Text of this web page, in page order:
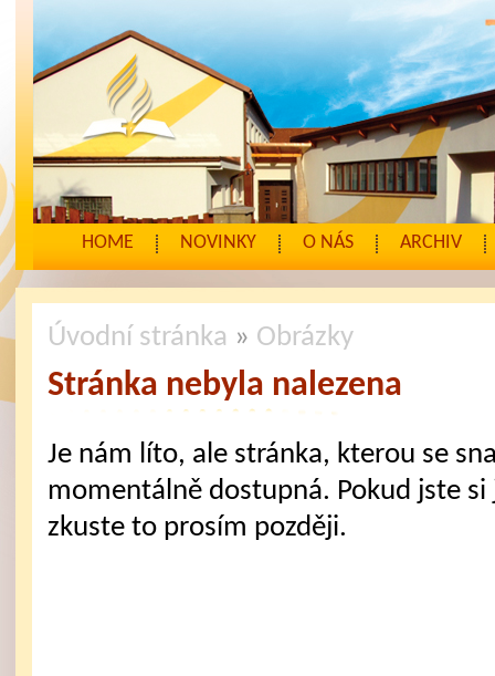
HOME NOVINKY O NÁS ARCHIV
Úvodní stránka » Obrázky
Stránka nebyla nalezena
Je nám líto, ale stránka, kterou se
momentálně dostupná. Pokud jste
zkuste to prosím později.